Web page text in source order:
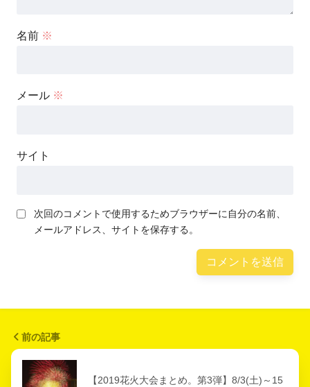
名前 ※
メール ※
サイト
次回のコメントで使用するためブラウザーに自分の名前、
メールアドレス、サイトを保存する。
前の記事
【2019花火大会まとめ。第3弾】8/3(土)～15